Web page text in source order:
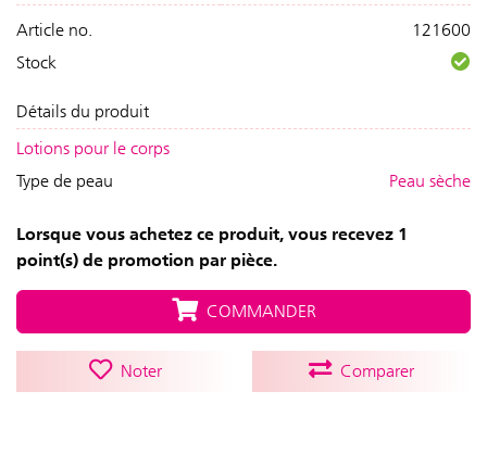
Article no.
121600
Stock
Détails du produit
Lotions pour le corps
Type de peau
Peau sèche
Lorsque vous achetez ce produit, vous recevez 1
point(s) de promotion par pièce.
COMMANDER
Noter Comparer